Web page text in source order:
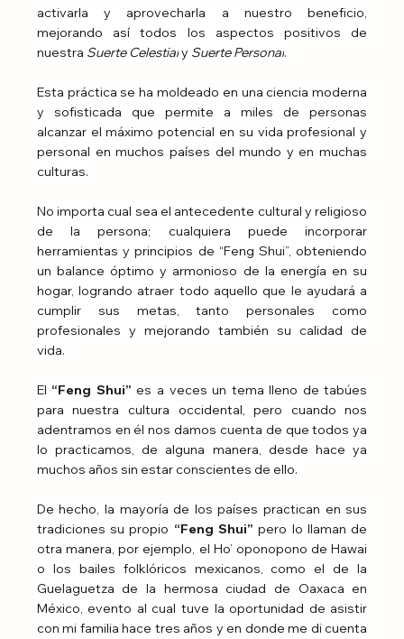
activarla y aprovecharla a nuestro beneficio,
mejorando así todos los aspectos positivos de
nuestra Suerte Celestial y Suerte Personal.
Esta práctica se ha moldeado en una ciencia moderna
y sofisticada que permite a miles de personas
alcanzar el máximo potencial en su vida profesional y
personal en muchos países del mundo y en muchas
culturas.
No importa cual sea el antecedente cultural y religioso
de la persona; cualquiera puede incorporar
herramientas y principios de “Feng Shui”, obteniendo
un balance óptimo y armonioso de la energía en su
hogar, logrando atraer todo aquello que le ayudará a
cumplir sus metas, tanto personales como
profesionales y mejorando también su calidad de
vida.
El “Feng Shui” es a veces un tema lleno de tabúes
para nuestra cultura occidental, pero cuando nos
adentramos en él nos damos cuenta de que todos ya
lo practicamos, de alguna manera, desde hace ya
muchos años sin estar conscientes de ello.
De hecho, la mayoría de los países practican en sus
tradiciones su propio “Feng Shui” pero lo llaman de
otra manera, por ejemplo, el Ho’ oponopono de Hawai
o los bailes folklóricos mexicanos, como el de la
Guelaguetza de la hermosa ciudad de Oaxaca en
México, evento al cual tuve la oportunidad de asistir
con mi familia hace tres años y en donde me di cuenta